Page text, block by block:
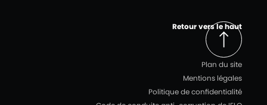
Retour vers le haut
Plan du site
Mentions légales
Politique de confidentialité